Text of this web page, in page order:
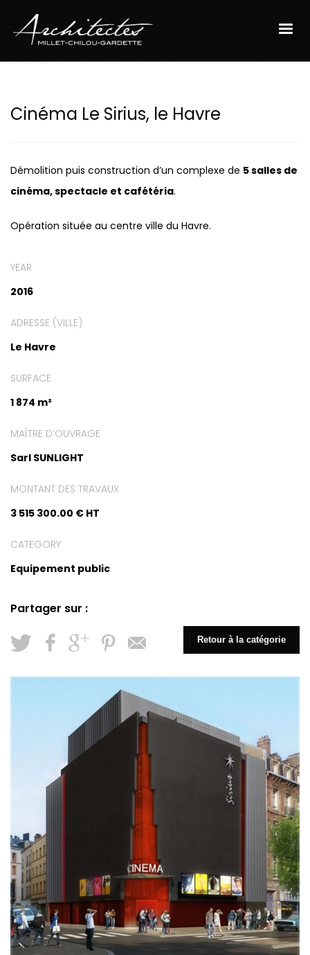
Cinéma Le Sirius, le Havre
Démolition puis construction d’un complexe de 5 salles de
cinéma, spectacle et cafétéria.
Opération située au centre ville du Havre.
YEAR
2016
ADRESSE (VILLE)
Le Havre
SURFACE
1 874 m²
MAÎTRE D’OUVRAGE
Sarl SUNLIGHT
MONTANT DES TRAVAUX
3 515 300.00 € HT
CATEGORY
Equipement public
Retour à la catégorie